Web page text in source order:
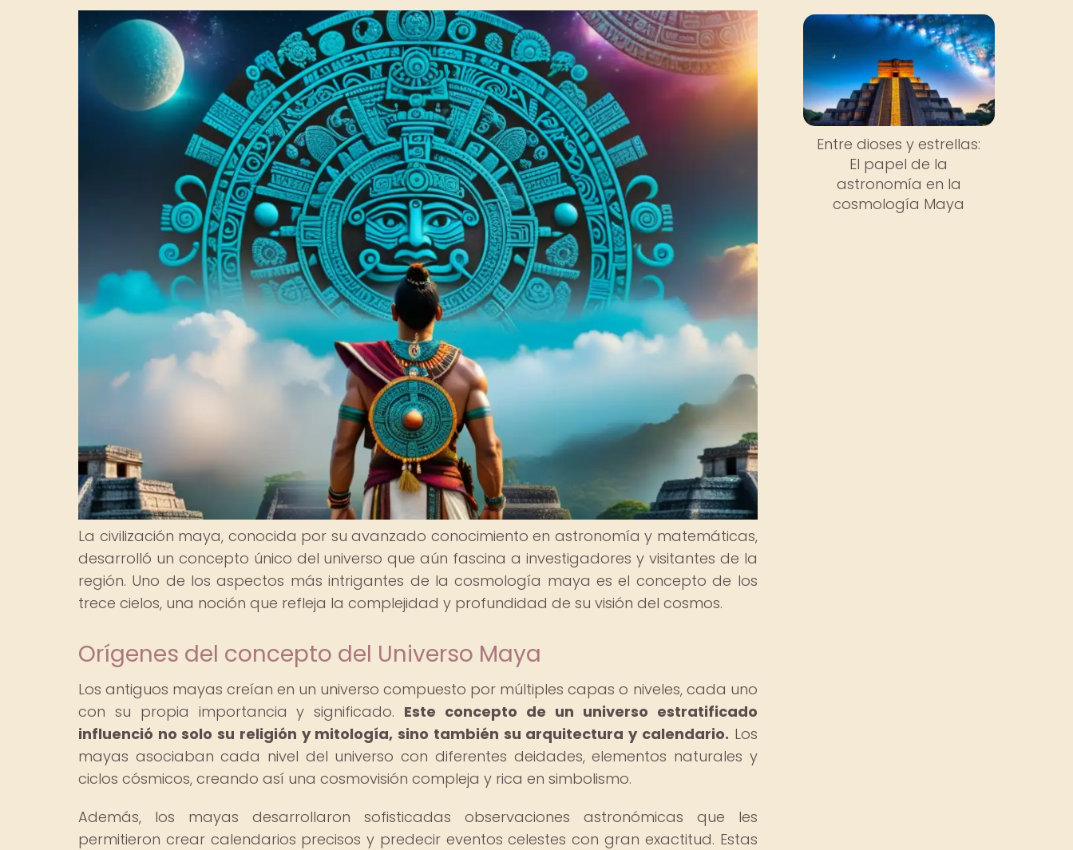
La civilización maya, conocida por su avanzado conocimiento en astronomía y matemáticas,
desarrolló un concepto único del universo que aún fascina a investigadores y visitantes de la
región. Uno de los aspectos más intrigantes de la cosmología maya es el concepto de los
trece cielos, una noción que refleja la complejidad y profundidad de su visión del cosmos.
Orígenes del concepto del Universo Maya
Los antiguos mayas creían en un universo compuesto por múltiples capas o niveles, cada uno
con su propia importancia y significado. Este concepto de un universo estratificado
influenció no solo su religión y mitología, sino también su arquitectura y calendario. Los
mayas asociaban cada nivel del universo con diferentes deidades, elementos naturales y
ciclos cósmicos, creando así una cosmovisión compleja y rica en simbolismo.
Además, los mayas desarrollaron sofisticadas observaciones astronómicas que les
permitieron crear calendarios precisos y predecir eventos celestes con gran exactitud. Estas
Entre dioses y estrellas:
El papel de la
astronomía en la
cosmología Maya